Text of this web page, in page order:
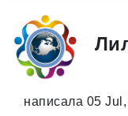
написала 05